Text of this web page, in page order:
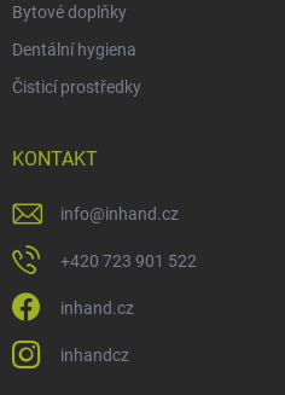
Bytové doplňky
Dentální hygiena
Čisticí prostředky
KONTAKT
info@inhand.cz
+420 723 901 522
inhand.cz
inhandcz